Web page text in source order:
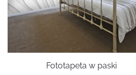
Fototapeta w paski